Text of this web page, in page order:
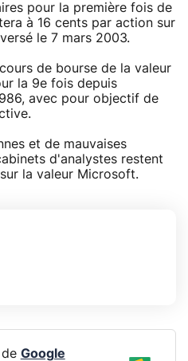
pour la première fois de
à 16 cents par action sur
le 7 mars 2003.
de bourse de la valeur
la 9e fois depuis
avec pour objectif de
et de mauvaises
d'analystes restent
la valeur Microsoft.
Google